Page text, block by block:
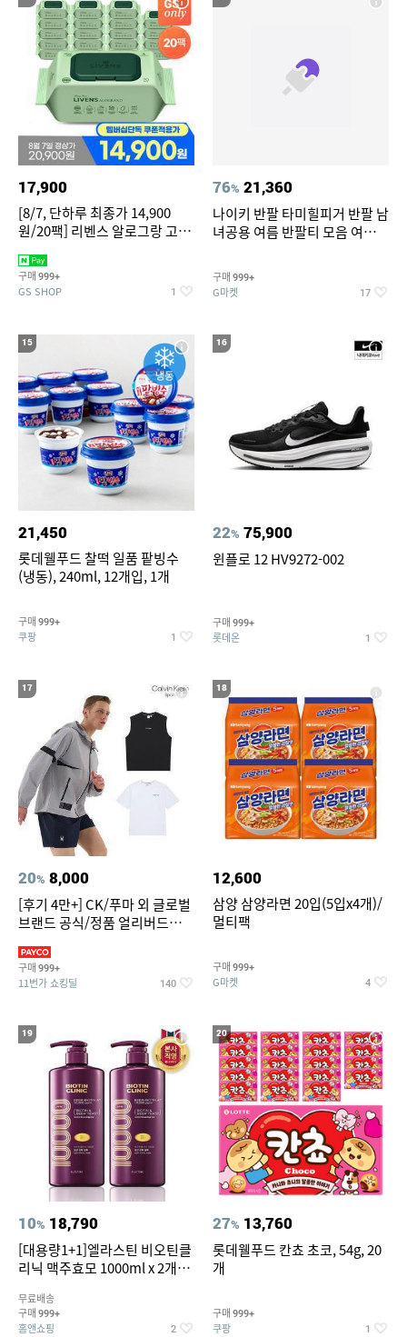
17,900
[8/7, 단하루 최종가 14,900
원/20팩] 리벤스 알로그랑 고평
구매 999+
GS SHOP 1
76% 21,360
나이키 반팔 타미힐피거 반팔 남
녀공용 여름 반팔티 모음 여름
구매 999+
G마켓 17
15
21,450
롯데웰푸드 찰떡 일품 팥빙수
(냉동), 240ml, 12개입, 1개
구매 999+
쿠팡 1
16
22% 75,900
윈플로 12 HV9272-002
구매 999+
롯데온 1
17
20% 8,000
[후기 4만+] CK/푸마 외 글로벌
브랜드 공식/정품 얼리버드
구매 999+
11번가 쇼킹딜 140
18
12,600
삼양 삼양라면 20입(5입x4개)/
멀티팩
구매 999+
G마켓 4
19
10% 18,790
[대용량1+1]엘라스틴 비오틴클
리닉 맥주효모 1000ml x 2개
무료배송
구매 999+
홈앤쇼핑 2
20
27% 13,760
롯데웰푸드 칸쵸 초코, 54g, 20
개
구매 999+
쿠팡 1